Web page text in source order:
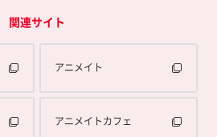
関連サイト
アニメイト
アニメイトカフェ